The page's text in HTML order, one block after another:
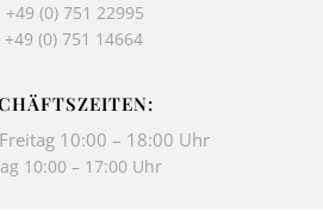
+49 (0) 751 22995
+49 (0) 751 14664
10:00 – 18:00 Uhr
10:00 – 17:00 Uhr